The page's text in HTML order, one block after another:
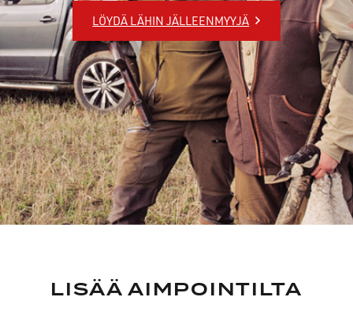
LÖYDÄ LÄHIN JÄLLEENMYYJÄ
LISÄÄ AIMPOINTILTA